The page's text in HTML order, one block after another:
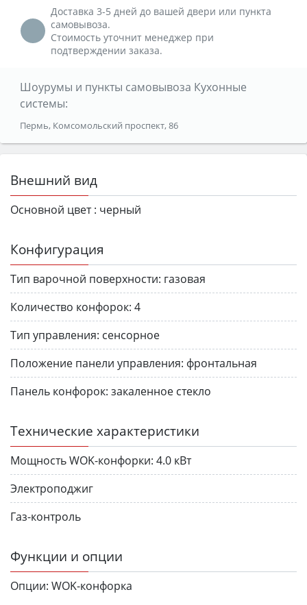
Доставка 3-5 дней до вашей двери или пункта
самовывоза.
Стоимость уточнит менеджер при
подтверждении заказа.
Шоурумы и пункты самовывоза Кухонные
системы:
Пермь, Комсомольский проспект, 86
Внешний вид
Основной цвет : черный
Конфигурация
Тип варочной поверхности: газовая
Количество конфорок: 4
Тип управления: сенсорное
Положение панели управления: фронтальная
Панель конфорок: закаленное стекло
Технические характеристики
Мощность WOK-конфорки: 4.0 кВт
Электроподжиг
Газ-контроль
Функции и опции
Опции: WOK-конфорка